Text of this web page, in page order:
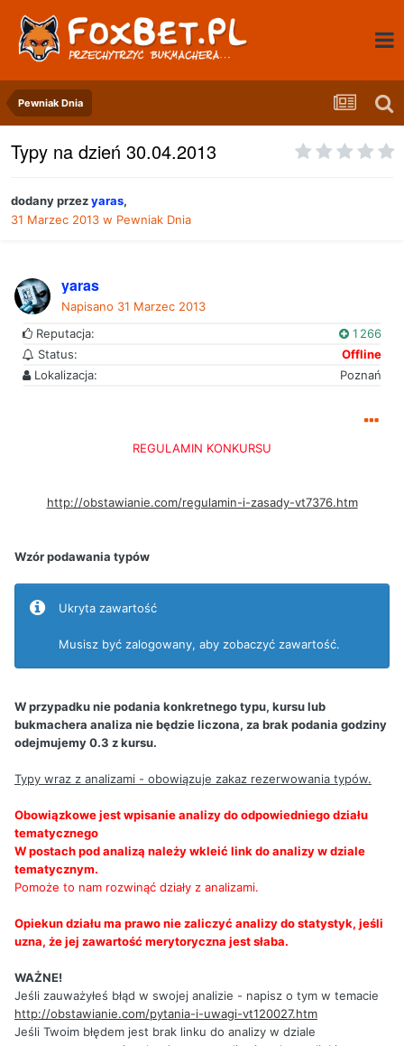
Pewniak Dnia
Typy na dzień 30.04.2013
dodany przezyaras,
31 Marzec 2013 w Pewniak Dnia
yaras
Napisano 31 Marzec 2013
Reputacja:
1 266
Status:
Offline
Lokalizacja:
Poznań
REGULAMIN KONKURSU
http://obstawianie.com/regulamin-i-zasady-vt7376.htm
Wzór podawania typów
Ukryta zawartość
Musisz być zalogowany, aby zobaczyć zawartość.
W przypadku nie podania konkretnego typu, kursu lub
bukmachera analiza nie będzie liczona, za brak podania godziny
odejmujemy 0.3 z kursu.
Typy wraz z analizami - obowiązuje zakaz rezerwowania typów.
Obowiązkowe jest wpisanie analizy do odpowiedniego działu
tematycznego
W postach pod analizą należy wkleić link do analizy w dziale
tematycznym.
Pomoże to nam rozwinąć działy z analizami.
Opiekun działu ma prawo nie zaliczyć analizy do statystyk, jeśli
uzna, że jej zawartość merytoryczna jest słaba.
WAŻNE!
Jeśli zauważyłeś błąd w swojej analizie - napisz o tym w temacie
http://obstawianie.com/pytania-i-uwagi-vt120027.htm
Jeśli Twoim błędem jest brak linku do analizy w dziale